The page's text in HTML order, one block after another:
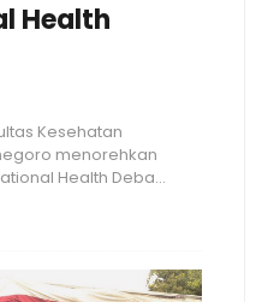
Health
Kesehatan
menorehkan
Health Deba...